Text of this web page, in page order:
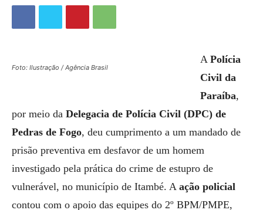
Foto: Ilustração / Agência Brasil
A Polícia
Civil da
Paraíba,
por meio da Delegacia de Polícia Civil (DPC) de
Pedras de Fogo, deu cumprimento a um mandado de
prisão preventiva em desfavor de um homem
investigado pela prática do crime de estupro de
vulnerável, no município de Itambé. A ação policial
contou com o apoio das equipes do 2º BPM/PMPE,